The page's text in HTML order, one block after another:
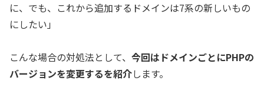
に、でも、これから追加するドメインは7系の新しいもの
にしたい」
こんな場合の対処法として、 今回はドメインごとにPHPの
バージョンを変更するを紹介します。